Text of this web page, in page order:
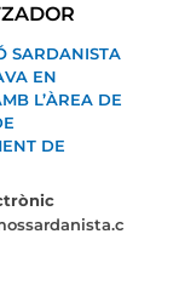
SARDANISTA
EN
L’ÀREA DE
DE